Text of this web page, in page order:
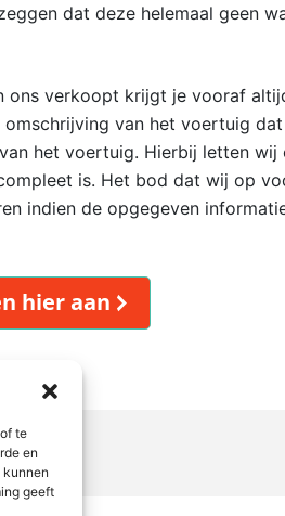
te
en
geeft
dat deze helemaal geen
ons verkoopt krijgt je vooraf
van het voertuig
het voertuig. Hierbij letten wij
is. Het bod dat wij op
indien de opgegeven
hier aan